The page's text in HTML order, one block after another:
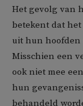
Het gevolg van
betekent dat het
uit hun hoofden
Misschien een
ook niet mee
hun
behandeld